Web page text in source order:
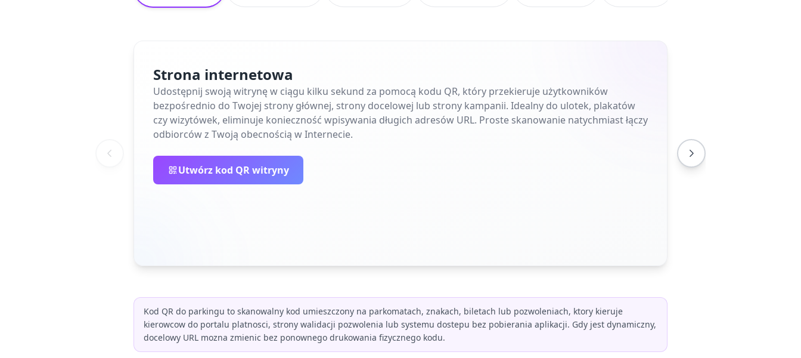
Strona internetowa
Udostępnij swoją witrynę w ciągu kilku sekund za pomocą kodu QR, który przekieruje użytkowników
bezpośrednio do Twojej strony głównej, strony docelowej lub strony kampanii. Idealny do ulotek, plakatów
czy wizytówek, eliminuje konieczność wpisywania długich adresów URL. Proste skanowanie natychmiast łączy
odbiorców z Twoją obecnością w Internecie.
Utwórz kod QR witryny
Kod QR do parkingu to skanowalny kod umieszczony na parkomatach, znakach, biletach lub pozwoleniach, ktory kieruje
kierowcow do portalu platnosci, strony walidacji pozwolenia lub systemu dostepu bez pobierania aplikacji. Gdy jest dynamiczny,
docelowy URL mozna zmienic bez ponownego drukowania fizycznego kodu.